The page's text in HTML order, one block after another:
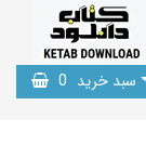
سبد خرید 0